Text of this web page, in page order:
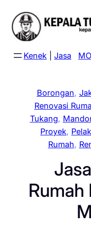
content
Kenek Jasa
Borongan,
Renovasi
Tukang,
Proyek,
Rumah,
Rumah